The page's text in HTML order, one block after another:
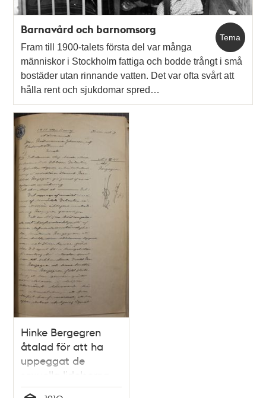
Tema
Barnavård och barnomsorg
Fram till 1900-talets första del var många
människor i Stockholm fattiga och bodde trångt i små
bostäder utan rinnande vatten. Det var ofta svårt att
hålla rent och sjukdomar spred…
Hinke Bergegren
åtalad för att ha
uppeggat de
sexuella lidelserna -
hela